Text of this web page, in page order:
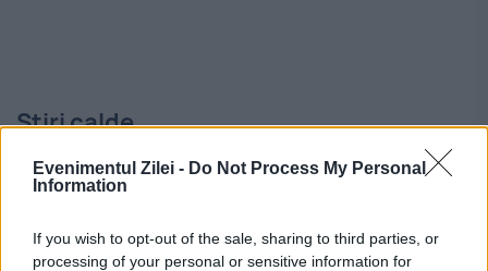
Evenimentul Zilei - Do Not Process My Personal
Information
If you wish to opt-out of the sale, sharing to third parties, or
processing of your personal or sensitive information for
Stiri calde
profesorul de ”finanțe comportamentale”